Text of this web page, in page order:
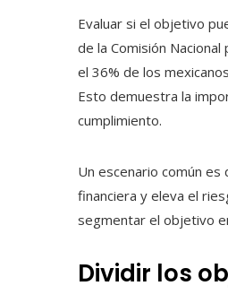
Evaluar si el objetivo
de la Comisión
el 36% de los
Esto demuestra la
cumplimiento.
Un escenario común
financiera y eleva el
segmentar el objetivo
Dividir los